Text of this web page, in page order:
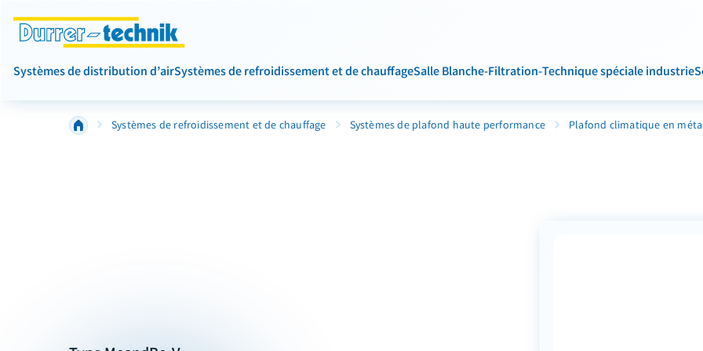
Systèmes de distribution d’airSystèmes de refroidissement et de chauffageSalle Blanche-Filtration-Technique spéciale industrie
Systèmes de refroidissement et de chauffage Systèmes de plafond haute performance Plafond climatique en